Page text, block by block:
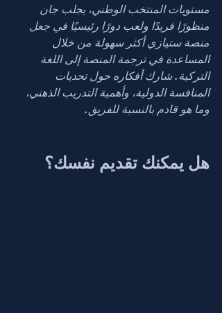
مستويات المنتخب الوطني، يجلب جان
منظورًا فريدًا ولعب دورًا رئيسيًا في جعل
منصة ستيازي أكثر سهولة من خلال
المساعدة في ترجمة المنصة إلى اللغة
التركية. شارك أفكاره حول تحديات
المنافسة الدولية، وأهمية التدريب الذهني،
وما هو قادم بالنسبة للفريق.
هل يمكنك تقديم نفسك؟